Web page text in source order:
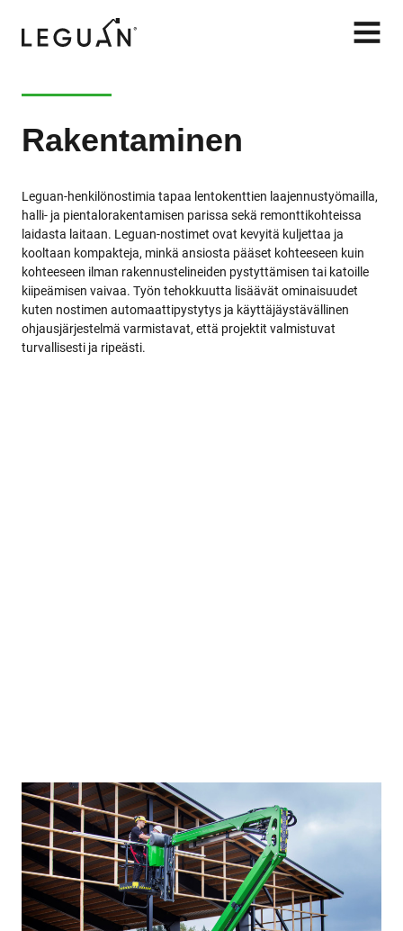
Rakentaminen
Leguan-henkilönostimia tapaa lentokenttien laajennustyömailla,
halli- ja pientalorakentamisen parissa sekä remonttikohteissa
laidasta laitaan. Leguan-nostimet ovat kevyitä kuljettaa ja
kooltaan kompakteja, minkä ansiosta pääset kohteeseen kuin
kohteeseen ilman rakennustelineiden pystyttämisen tai katoille
kiipeämisen vaivaa. Työn tehokkuutta lisäävät ominaisuudet
kuten nostimen automaattipystytys ja käyttäjäystävällinen
ohjausjärjestelmä varmistavat, että projektit valmistuvat
turvallisesti ja ripeästi.